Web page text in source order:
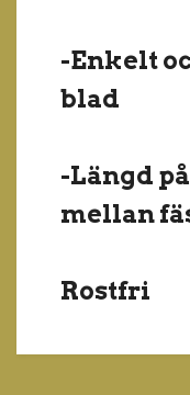
-Enkelt
blad
-Längd
mellan
Rostfri